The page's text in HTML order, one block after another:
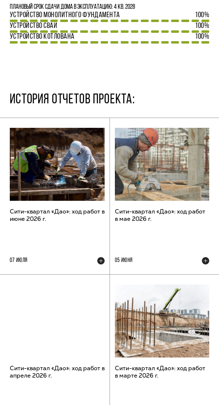
Плановый срок сдачи дома в эксплуатацию: 4 кв. 2028
УСТРОЙСТВО МОНОЛИТНОГО ФУНДАМЕНТА
100%
УСТРОЙСТВО СВАЙ
100%
УСТРОЙСТВО КОТЛОВАНА
100%
ИСТОРИЯ ОТЧЕТОВ ПРОЕКТА:
Сити-квартал «Дао»: ход работ в
июне 2026 г.
07 ИЮЛЯ
Сити-квартал «Дао»: ход работ
в мае 2026 г.
05 ИЮНЯ
Сити-квартал «Дао»: ход работ в
апреле 2026 г.
Сити-квартал «Дао»: ход работ
в марте 2026 г.